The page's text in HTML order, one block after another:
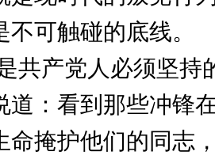
可触碰的底线。
共产党人必须坚持
道：看到那些冲锋
命掩护他们的同志